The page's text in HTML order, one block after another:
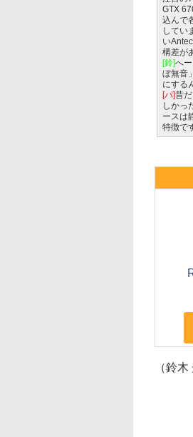
GTX
込んで
してい
い
構差が
[鈴]へ
ぼ無音
にする
[パ]昔
しかっ
ースは
特徴で
（鈴木